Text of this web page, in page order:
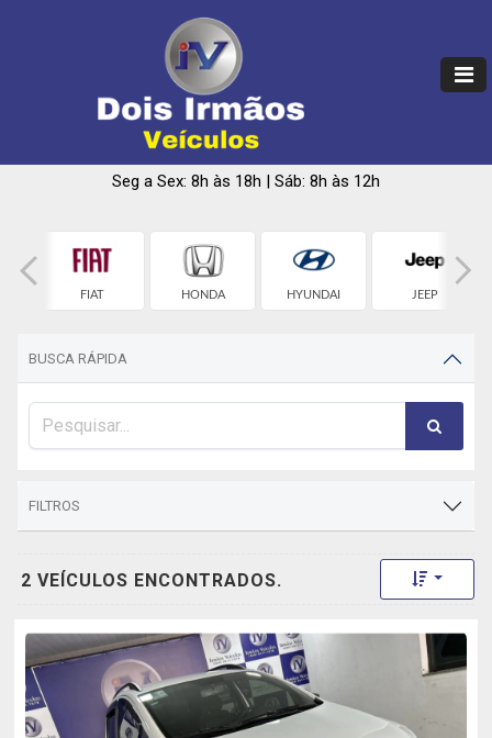
Seg a Sex: 8h às 18h | Sáb: 8h às 12h
FIAT HONDA HYUNDAI JEEP
BUSCA RÁPIDA
FILTROS
2 VEÍCULOS ENCONTRADOS. Toggle